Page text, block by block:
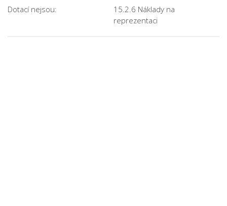
Dotací nejsou:
15.2.6 Náklady na
reprezentaci